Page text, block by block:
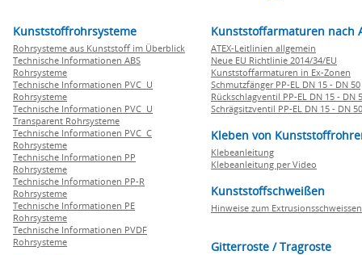
Kunststoffrohrsysteme
Rohrsysteme aus Kunststoff im Überblick
Technische Informationen ABS
Rohrsysteme
Technische Informationen PVC U
Rohrsysteme
Technische Informationen PVC U
Transparent Rohrsysteme
Technische Informationen PVC C
Rohrsysteme
Technische Informationen PP
Rohrsysteme
Technische Informationen PP-R
Rohrsysteme
Technische Informationen PE
Rohrsysteme
Technische Informationen PVDF
Rohrsysteme
Kunststoffarmaturen nach
ATEX-Leitlinien allgemein
Neue EU Richtlinie 2014/34/EU
Kunststoffarmaturen in Ex-Zonen
Schmutzfänger PP-EL DN 15 - DN 50
Rückschlagventil PP-EL DN 15 - DN
Schrägsitzventil PP-EL DN 15 - DN 50
Kleben von
Klebeanleitung
Klebeanleitung per Video
Kunststoffschweißen
Hinweise zum Extrusionsschweissen
Gitterroste / Tragroste